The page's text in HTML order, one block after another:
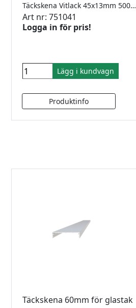
Täckskena Vitlack 45x13mm 5000mm
Art nr: 751041
Logga in för pris!
Lägg i kundvagn
Täckskena 60mm för glastak